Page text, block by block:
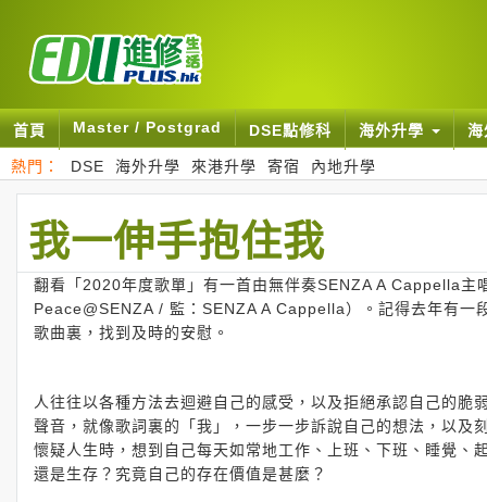
首頁 Master / Postgrad DSE點修科 海外升學
熱門： DSE 海外升學 來港升學 寄宿 內地升學
我一伸手抱住我
翻看「2020年度歌單」有一首由無伴奏SENZA A Cappella
Peace@SENZA / 監：SENZA A Cappella）。記得去年有一
歌曲裏，找到及時的安慰。
人往往以各種方法去迴避自己的感受，以及拒絕承認自己的
聲音，就像歌詞裏的「我」，一步一步訴說自己的想法，以
懷疑人生時，想到自己每天如常地工作、上班、下班、睡覺
還是生存？究竟自己的存在價值是甚麼？